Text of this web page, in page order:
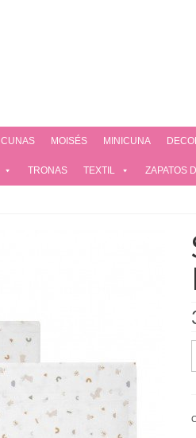
CUNAS MOISÉS MINICUNA
TRONAS TEXTIL ZAPATOS